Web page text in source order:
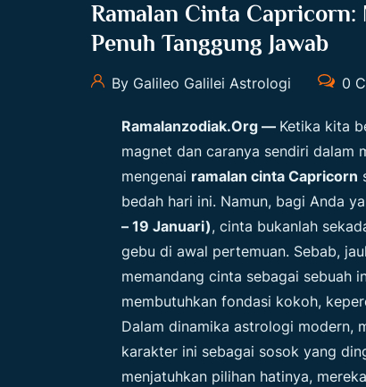
Ramalan Cinta Capricorn:
Penuh Tanggung Jawab
By Galileo Galilei Astrologi 0
Ramalanzodiak.org— Ketika kita
magnet dan caranya sendiri dalam
mengenai ramalan cinta Capricorn
bedah hari ini. Namun, bagi Anda
– 19 Januari), cinta bukanlah
gebu di awal pertemuan. Sebab,
memandang cinta sebagai sebuah
membutuhkan fondasi kokoh,
Dalam dinamika astrologi modern,
karakter ini sebagai sosok yang
menjatuhkan pilihan hatinya,